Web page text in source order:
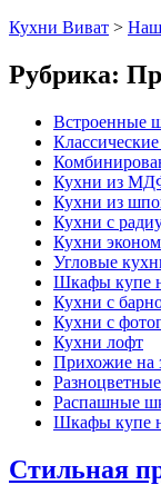
Кухни Виват >
Рубрика:
Встроенные
Кухни из
Кухни из
Кухни с
Кухни эконом
Угловые
Шкафы купе
Кухни с
Кухни с
Кухни лофт
Прихожие на
Распашные
Шкафы купе
Стильная